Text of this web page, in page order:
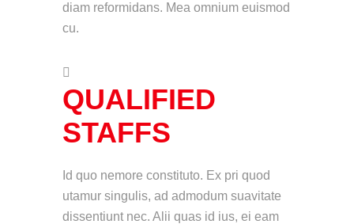
diam reformidans. Mea omnium euismod
cu.
QUALIFIED
STAFFS
Id quo nemore constituto. Ex pri quod
utamur singulis, ad admodum suavitate
dissentiunt nec. Alii quas id ius, ei eam